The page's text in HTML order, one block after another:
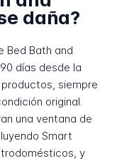
daña?
Bed Bath and
días desde la
siempre
original.
una ventana de
Smart
y